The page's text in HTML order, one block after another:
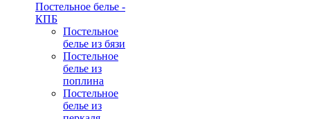
Постельное белье -
КПБ
Постельное
белье из бязи
Постельное
белье из
поплина
Постельное
белье из